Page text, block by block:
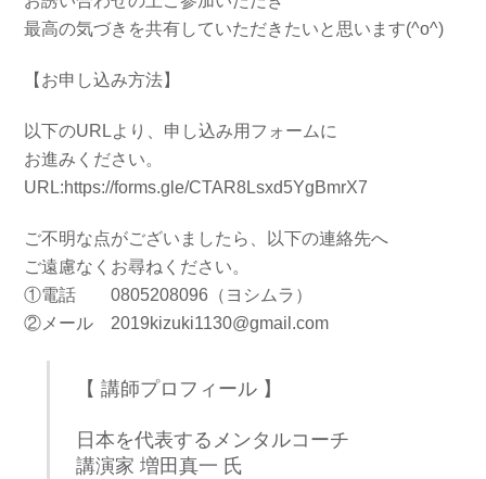
最高の気づきを共有していただきたいと思います(^o^)
【お申し込み方法】
以下のURLより、申し込み用フォームに
お進みください。
URL:https://forms.gle/CTAR8Lsxd5YgBmrX7
ご不明な点がございましたら、以下の連絡先へ
ご遠慮なくお尋ねください。
①電話 0805208096（ヨシムラ）
②メール 2019kizuki1130@gmail.com
【 講師プロフィール 】
日本を代表するメンタルコーチ
講演家 増田真一 氏